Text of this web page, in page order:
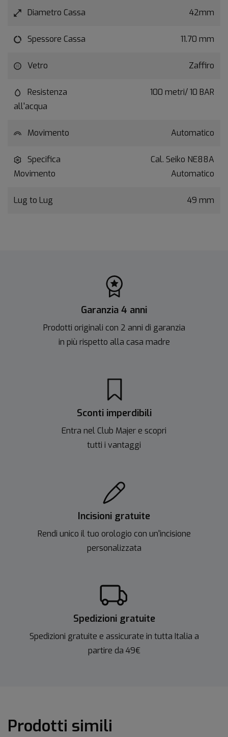
Diametro Cassa 42mm
Spessore Cassa 11.70 mm
Vetro Zaffiro
Resistenza
all'acqua
100 metri/ 10 BAR
Movimento Automatico
Specifica
Movimento
Cal. Seiko NE88A
Automatico
Lug to Lug 49 mm
Garanzia 4 anni
Prodotti originali con 2 anni di garanzia
in più rispetto alla casa madre
Sconti imperdibili
Entra nel Club Majer e scopri
tutti i vantaggi
Incisioni gratuite
Rendi unico il tuo orologio con un'incisione
personalizzata
Spedizioni gratuite
Spedizioni gratuite e assicurate in tutta Italia a
partire da 49€
Prodotti simili